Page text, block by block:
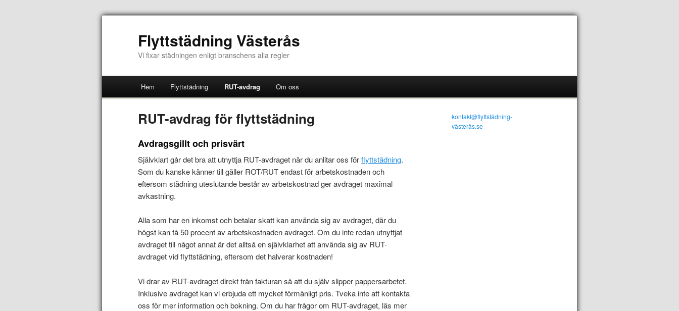
Flyttstädning Västerås
Vi fixar städningen enligt branschens alla regler
Hem Flyttstädning RUT-avdrag Om oss
RUT-avdrag för flyttstädning
Avdragsgillt och prisvärt
Självklart går det bra att utnyttja RUT-avdraget när du anlitar oss förflyttstädning.
Som du kanske känner till gäller ROT/RUT endast för arbetskostnaden och
eftersom städning uteslutande består av arbetskostnad ger avdraget maximal
avkastning.
Alla som har en inkomst och betalar skatt kan använda sig av avdraget, där du
högst kan få 50 procent av arbetskostnaden avdraget. Om du inte redan utnyttjat
avdraget till något annat är det alltså en självklarhet att använda sig av RUT-
avdraget vid flyttstädning, eftersom det halverar kostnaden!
Vi drar av RUT-avdraget direkt från fakturan så att du själv slipper pappersarbetet.
Inklusive avdraget kan vi erbjuda ett mycket förmånligt pris. Tveka inte att kontakta
oss för mer information och bokning. Om du har frågor om RUT-avdraget, läs mer
kontakt@flyttstädning-
västerås.se